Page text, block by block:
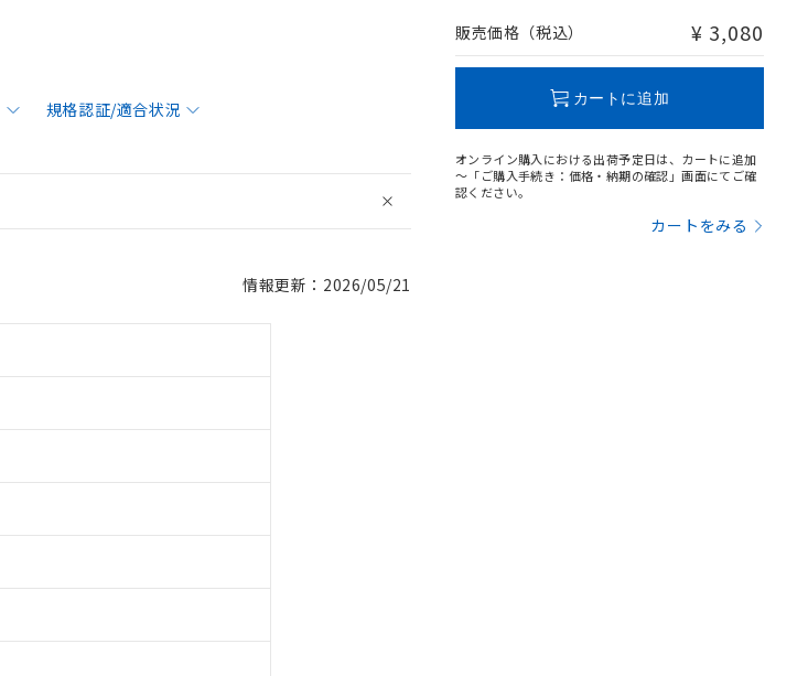
規格認証/適合状況
情報更新：2026/05/21
販売価格（税込） ¥ 3,080
カートに追加
オンライン購入における出荷予定日は、カートに追加
～「ご購入手続き：価格・納期の確認」画面にてご確
認ください。
カートをみる